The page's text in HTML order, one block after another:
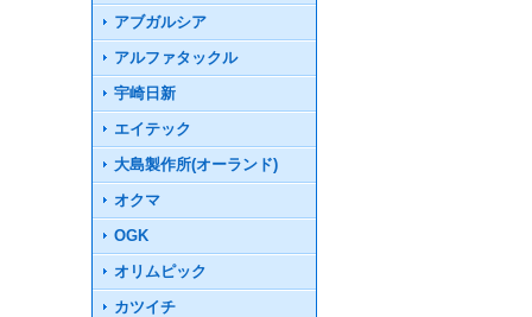
アブガルシア
アルファタックル
宇崎日新
エイテック
大島製作所(オーランド)
オクマ
OGK
オリムピック
カツイチ